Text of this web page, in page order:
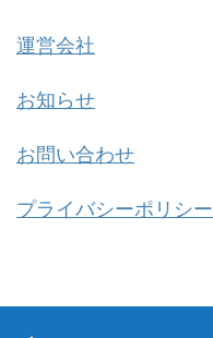
運営会社
お知らせ
お問い合わせ
プライバシーポリシー